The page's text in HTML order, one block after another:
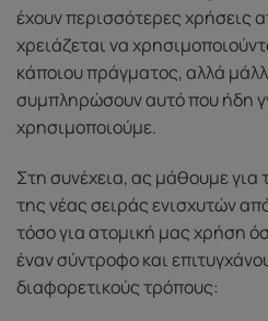
έχουν περισσότερες χρήσεις
χρειάζεται να
κάποιου πράγματος, αλλά
συμπληρώσουν αυτό που ήδη
χρησιμοποιούμε.
Στη συνέχεια, ας μάθουμε
της νέας σειράς ενισχυτών
τόσο για ατομική μας χρήση
έναν σύντροφο και
διαφορετικούς τρόπους: